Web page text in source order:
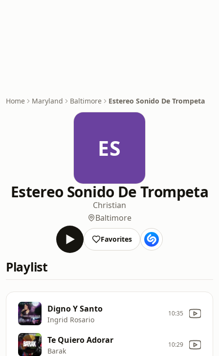
Home Maryland Baltimore Estereo Sonido De Trompeta
ES
Estereo Sonido De Trompeta
Christian
Baltimore
Favorites
Playlist
Digno Y Santo
Ingrid Rosario
10:35
Te Quiero Adorar
Barak
10:29